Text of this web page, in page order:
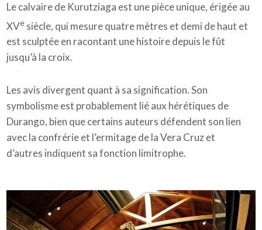
Le calvaire de Kurutziaga est une pièce unique, érigée au
XVe siècle, qui mesure quatre mètres et demi de haut et
est sculptée en racontant une histoire depuis le fût
jusqu’à la croix.
Les avis divergent quant à sa signification. Son
symbolisme est probablement lié aux hérétiques de
Durango, bien que certains auteurs défendent son lien
avec la confrérie et l’ermitage de la Vera Cruz et
d’autres indiquent sa fonction limitrophe.